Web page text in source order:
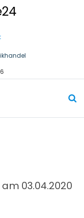
am SKZ
03.04.2020